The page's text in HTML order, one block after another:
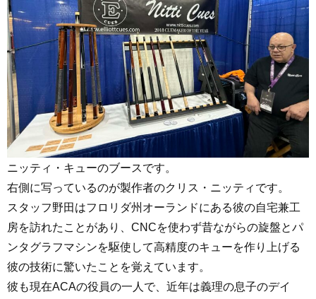
ニッティ・キューのブースです。
右側に写っているのが製作者のクリス・ニッティです。
スタッフ野田はフロリダ州オーランドにある彼の自宅兼工
房を訪れたことがあり、CNCを使わず昔ながらの旋盤とパ
ンタグラフマシンを駆使して高精度のキューを作り上げる
彼の技術に驚いたことを覚えています。
彼も現在ACAの役員の一人で、近年は義理の息子のデイ